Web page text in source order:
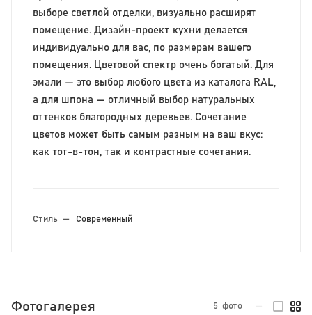
выборе светлой отделки, визуально расширят
помещение. Дизайн-проект кухни делается
индивидуально для вас, по размерам вашего
помещения. Цветовой спектр очень богатый. Для
эмали — это выбор любого цвета из каталога RAL,
а для шпона — отличный выбор натуральных
оттенков благородных деревьев. Сочетание
цветов может быть самым разным на ваш вкус:
как тот-в-тон, так и контрастные сочетания.
Стиль — Современный
Фотогалерея 5 фото